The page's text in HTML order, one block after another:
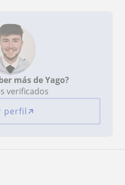
más de Yago?
verificados
perfil